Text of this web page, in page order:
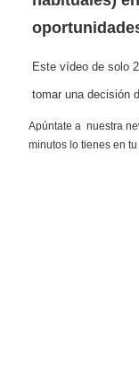
Este vídeo de solo
tomar una decisión
Apúntate a nuestra
minutos lo tienes en tu